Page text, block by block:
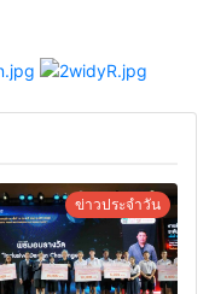
ข่าวประจำวัน